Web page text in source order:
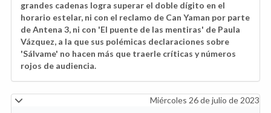
grandes cadenas logra superar el doble dígito en el
horario estelar, ni con el reclamo de Can Yaman por parte
de Antena 3, ni con 'El puente de las mentiras' de Paula
Vázquez, a la que sus polémicas declaraciones sobre
'Sálvame' no hacen más que traerle críticas y números
rojos de audiencia.
Miércoles 26 de julio de 2023